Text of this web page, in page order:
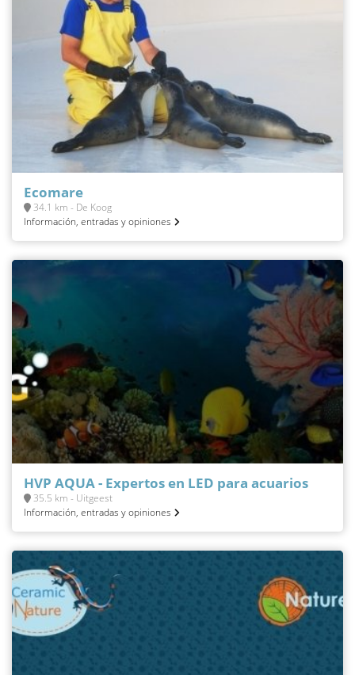
Ecomare
34.1 km - De Koog
Información, entradas y opiniones
HVP AQUA - Expertos en LED para acuarios
35.5 km - Uitgeest
Información, entradas y opiniones